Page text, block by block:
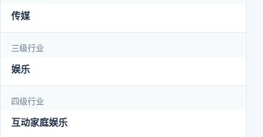
传媒
三级行业
娱乐
四级行业
互动家庭娱乐